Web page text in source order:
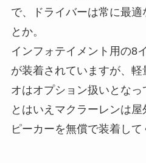
で、ドライバーは常に最
とか。
インフォテイメント用の8
が装着されていますが、
オはオプション扱いとなっ
とはいえマクラーレンは
ピーカーを無償で装着して